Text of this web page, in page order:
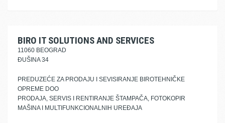
BIRO IT SOLUTIONS AND SERVICES
11060 BEOGRAD
ĐUŠINA 34
PREDUZEĆE ZA PRODAJU I SEVISIRANJE BIROTEHNIČKE
OPREME DOO
PRODAJA, SERVIS I RENTIRANJE ŠTAMPAČA, FOTOKOPIR
MAŠINA I MULTIFUNKCIONALNIH UREĐAJA